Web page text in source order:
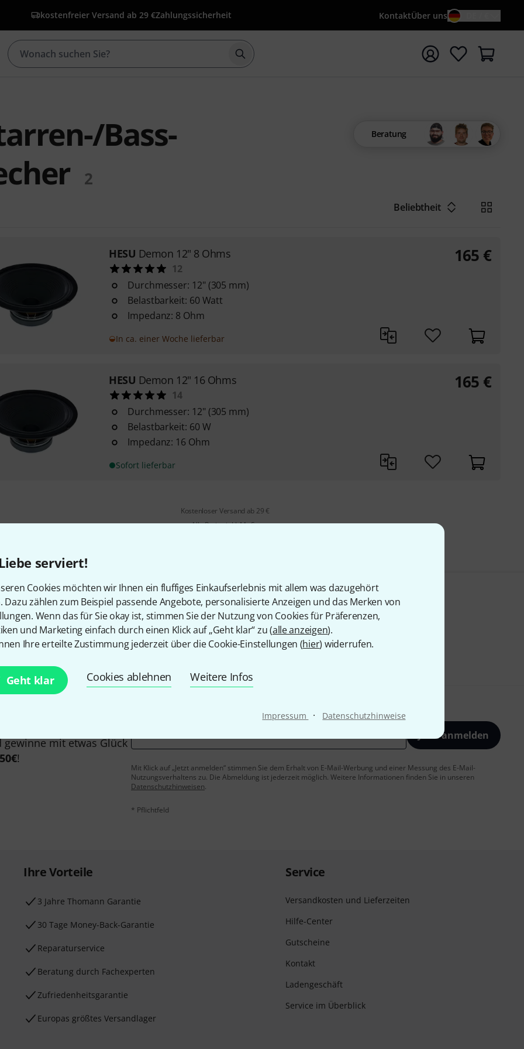
serviert!
Cookies möchten wir Ihnen ein fluffiges Einkaufserlebnis mit allem was dazugehört
Dazu zählen zum Beispiel passende Angebote, personalisierte Anzeigen und das Merken von
Wenn das für Sie okay ist, stimmen Sie der Nutzung von Cookies für Präferenzen,
und Marketing einfach durch einen Klick auf „Geht klar“ zu (alle anzeigen).
Ihre erteilte Zustimmung jederzeit über die Cookie-Einstellungen (hier) widerrufen.
Geht klar Cookies ablehnen Weitere Infos
Impressum · Datenschutzhinweise
kostenfreier Versand ab 29 €Zahlungssicherheit KontaktÜber uns
Suche mit Suchwort {searchTerm} starten
Bass-
2
Beratung
Beliebtheit
HESU Demon 12" 8 Ohms
12
Durchmesser: 12" (305 mm)
Belastbarkeit: 60 Watt
Impedanz: 8 Ohm
In ca. einer Woche lieferbar
165 €
HESU Demon 12" 16 Ohms
14
Durchmesser: 12" (305 mm)
Belastbarkeit: 60 W
Impedanz: 16 Ohm
Sofort lieferbar
165 €
Kostenloser Versand ab 29 €
Alle Preise inkl. MwSt.
Gefällt Ihnen, was Sie sehen?
Teilen Hilfe & Feedback
mit etwas Glück
50€!
Jetzt anmelden
Mit Klick auf „Jetzt anmelden“ stimmen Sie dem Erhalt von E-Mail-Werbung und einer Messung des E-Mail-
Nutzungsverhaltens zu. Die Abmeldung ist jederzeit möglich. Weitere Informationen finden Sie in unseren
Datenschutzhinweisen.
* Pflichtfeld
Ihre Vorteile
3 Jahre Thomann Garantie
30 Tage Money-Back-Garantie
Reparaturservice
Beratung durch Fachexperten
Zufriedenheitsgarantie
Europas größtes Versandlager
Service
Versandkosten und Lieferzeiten
Hilfe-Center
Gutscheine
Kontakt
Ladengeschäft
Service im Überblick